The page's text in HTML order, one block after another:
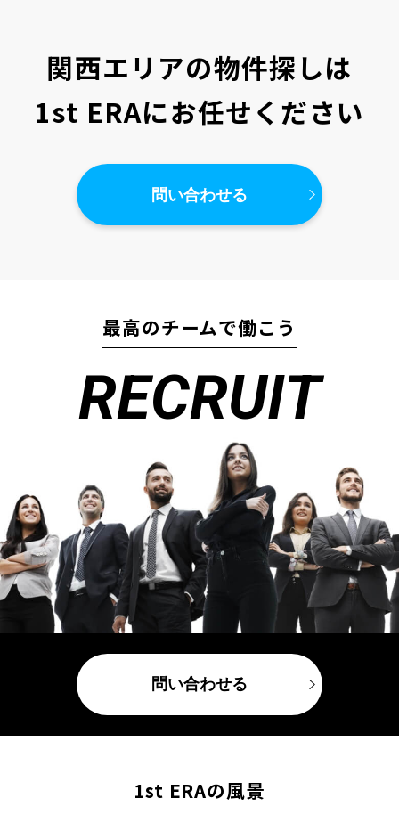
関西エリアの物件探しは
1st ERAにお任せください
問い合わせる
最高のチームで働こう
RECRUIT
問い合わせる
1st ERAの風景